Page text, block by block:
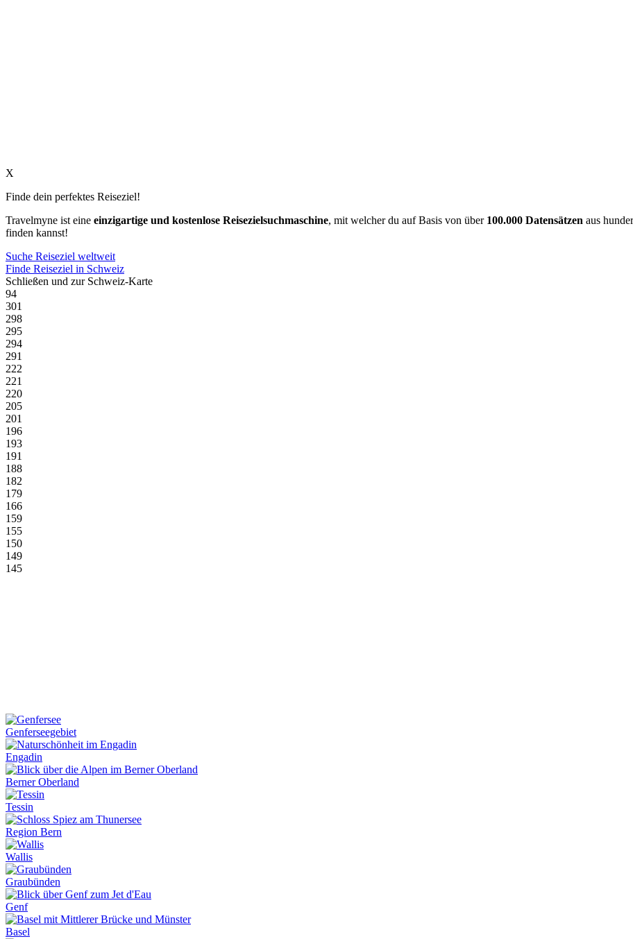
X
Finde dein perfektes Reiseziel!
Travelmyne ist eine einzigartige und kostenlose Reisezielsuchmaschine, mit welcher du auf Basis von über 100.000 Datensätzen aus
finden kannst!
Suche Reiseziel weltweit
Finde Reiseziel in Schweiz
Schließen und zur Schweiz-Karte
94
301
298
295
294
291
222
221
220
205
201
196
193
191
188
182
179
166
159
155
150
149
145
Genferseegebiet
Engadin
Berner Oberland
Tessin
Region Bern
Wallis
Graubünden
Genf
Basel